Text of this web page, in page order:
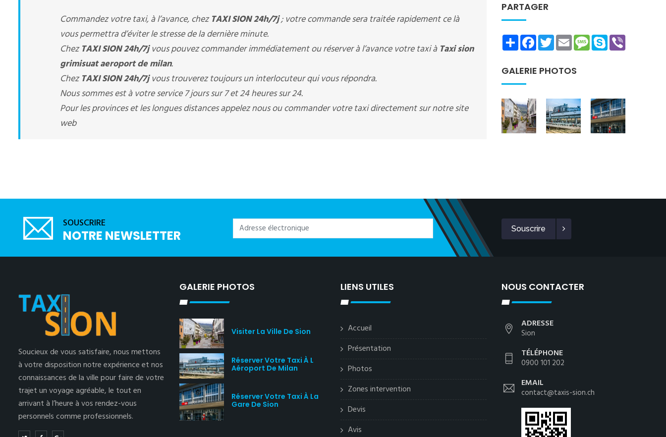
Commandez votre taxi, à l’avance, chezTAXI SION 24h/7j; votre commande sera traitée rapidement ce là
vous permettra d’éviter le stresse de la dernière minute.
ChezTAXI SION 24h/7jvous pouvez commander immédiatement ou réserver à l’avance votre taxi à Taxi sion
grimisuat aeroport de milan.
ChezTAXI SION 24h/7jvous trouverez toujours un interlocuteur qui vous répondra.
Nous sommes est à votre service 7 jours sur 7 et 24 heures sur 24.
Pour les provinces et les longues distances appelez nous ou commander votre taxi directement sur notre site
web
PARTAGER
ShareFacebookTwitterEmailMessage
Skype
GALERIE PHOTOS
SOUSCRIRE
NOTRE NEWSLETTER Souscrire
Soucieux de vous satisfaire, nous mettons
à votre disposition notre expérience et nos
connaissances de la ville pour faire de votre
trajet un voyage agréable, le tout en
arrivant à l’heure à vos rendez-vous
personnels comme professionnels.
GALERIE PHOTOS
Visiter La Ville De Sion
Réserver Votre Taxi À L
Aéroport De Milan
Réserver Votre Taxi À La
Gare De Sion
LIENS UTILES
Accueil
Présentation
Photos
Zones intervention
Devis
Avis
NOUS CONTACTER
ADRESSE
Sion
TÉLÉPHONE
0900 101 202
EMAIL
contact@taxis-sion.ch